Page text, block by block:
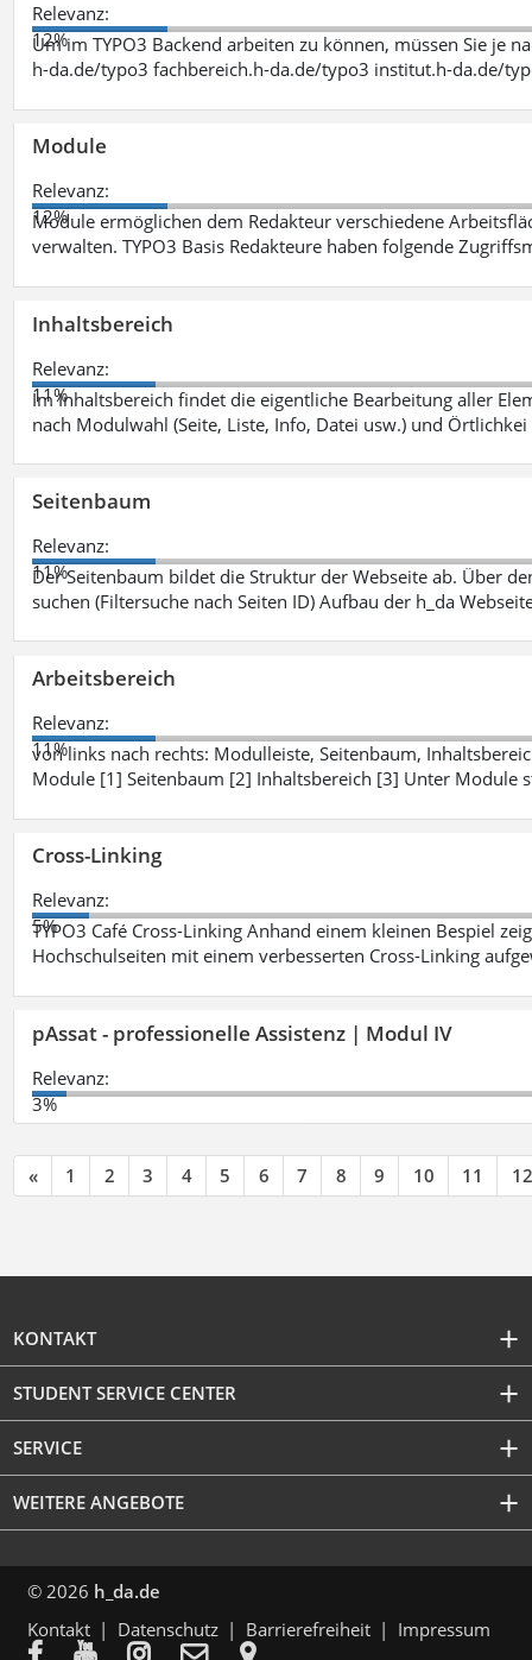
Relevanz:
12%
Um im TYPO3 Backend arbeiten zu können, müssen Sie je
h-da.de/typo3 fachbereich.h-da.de/typo3 institut.h-da.de/
Module
Relevanz:
12%
Module ermöglichen dem Redakteur verschiedene
verwalten. TYPO3 Basis Redakteure haben folgende
Inhaltsbereich
Relevanz:
11%
Im Inhaltsbereich findet die eigentliche Bearbeitung aller
nach Modulwahl (Seite, Liste, Info, Datei usw.) und Örtlichkei
Seitenbaum
Relevanz:
11%
Der Seitenbaum bildet die Struktur der Webseite ab. Über
suchen (Filtersuche nach Seiten ID) Aufbau der h_da
Arbeitsbereich
Relevanz:
11%
von links nach rechts: Modulleiste, Seitenbaum,
Module [1] Seitenbaum [2] Inhaltsbereich [3] Unter Module
Cross-Linking
Relevanz:
5%
TYPO3 Café Cross-Linking Anhand einem kleinen Bespiel
Hochschulseiten mit einem verbesserten Cross-Linking
pAssat - professionelle Assistenz | Modul IV
Relevanz:
3%
« 1 2 3 4 5 6 7 8 9 10 11 12
KONTAKT
STUDENT SERVICE CENTER
SERVICE
WEITERE ANGEBOTE
© 2026 h_da.de
Kontakt
Datenschutz Barrierefreiheit Impressum
    